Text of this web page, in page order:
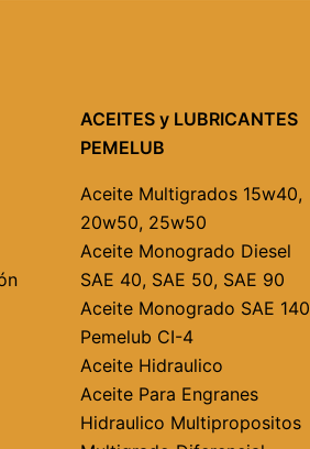
ACEITES y LUBRICANTES
PEMELUB
Aceite Multigrados 15w40,
20w50, 25w50
Aceite Monogrado Diesel
SAE 40, SAE 50, SAE 90
Aceite Monogrado SAE 140
Pemelub CI-4
Aceite Hidraulico
Aceite Para Engranes
Hidraulico Multipropositos